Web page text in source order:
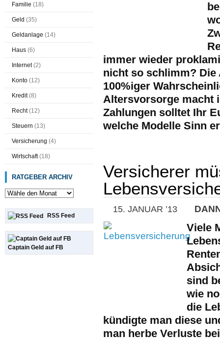
Familie (18)
Geld (35)
Geldanlage (14)
Haus (6)
Internet(2)
Konto (12)
Kredit(8)
Recht(12)
Steuern (13)
Versicherung (4)
Wirtschaft(18)
RATGEBER ARCHIV
RSS Feed
Captain Geld auf FB
immer wieder
nicht so schlimm?
100%iger
Altersvorsorge macht
Zahlungen solltet Ihr
welche Modelle Sinn
Versicherer
15. JANUAR ’13
Viele
sind
wie
die
kündigte man diese
man herbe Verluste